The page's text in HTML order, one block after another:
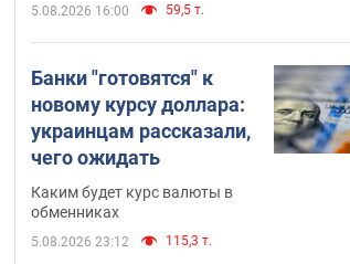
5.08.2026 16:00 59,5 т.
Банки "готовятся" к
новому курсу доллара:
украинцам рассказали,
чего ожидать
Каким будет курс валюты в
обменниках
5.08.2026 23:12 115,3 т.